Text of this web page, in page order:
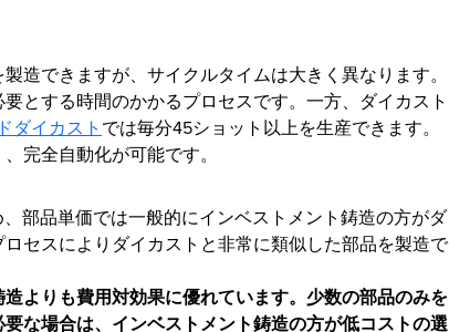
造できますが、サイクルタイムは大きく異なります。
とする時間のかかるプロセスです。一方、ダイカスト
ダイカスト では毎分45ショット以上を生産できます。
完全自動化が可能です。
部品単価では一般的にインベストメント鋳造の方がダ
セスによりダイカストと非常に類似した部品を製造で
よりも費用対効果に優れています。少数の部品のみを
な場合は、インベストメント鋳造の方が低コストの選